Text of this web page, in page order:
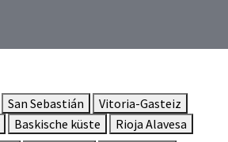
San Sebastián
Vitoria-Gasteiz
Baskische küste
Rioja Alavesa